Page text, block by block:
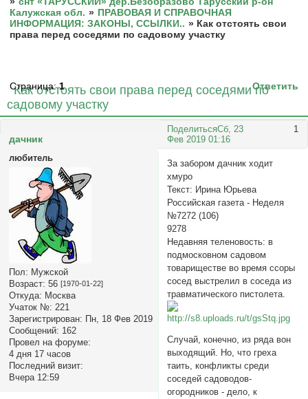
Калужская обл. » ПРАВОВАЯ И СПРАВОЧНАЯ
ИНФОРМАЦИЯ: ЗАКОНЫ, ССЫЛКИ.. » Как отстоять свои
права перед соседями по садовому участку
Как отстоять свои права перед соседями по
садовому участку
Страница:1 Ответить
Поделиться 1
Сб, 23
Фев 2019 01:16
дачник
любитель
Пол: Мужской
Возраст: 56 [1970-01-22]
Откуда: Москва
Учаток №: 221
Зарегистрирован: Пн, 18 Фев 2019
Сообщений: 162
Провел на форуме:
4 дня 17 часов
Последний визит:
Вчера 12:59
За забором дачник ходит
хмуро
Текст: Ирина Юрьева
Российская газета - Неделя
№7272 (106)
9278
Недавняя теленовость: в
подмосковном садовом
товариществе во время ссоры
сосед выстрелил в соседа из
травматического пистолета.
Случай, конечно, из ряда вон
выходящий. Но, что греха
таить, конфликты среди
соседей садоводов-
огородников - дело, к